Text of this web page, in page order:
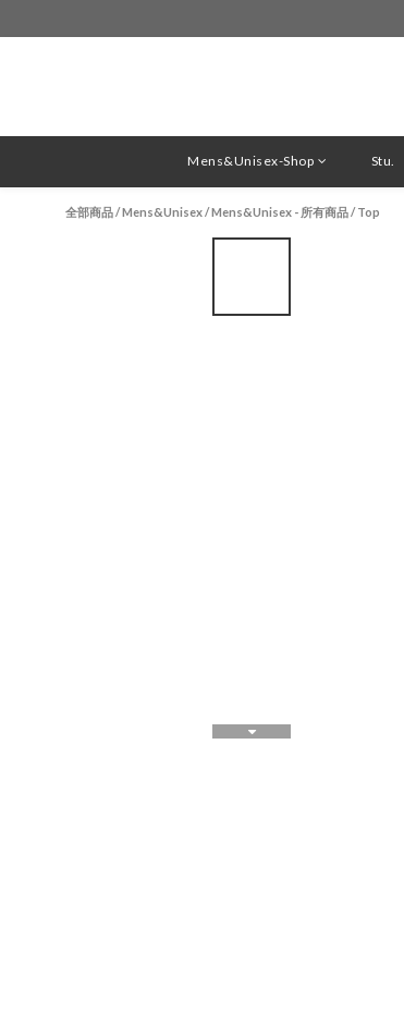
Mens&Unisex-Shop Stu.
全部商品/Mens&Unisex/Mens&Unisex - 所有商品/Top